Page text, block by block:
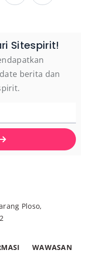
Sitespirit!
berita dan
Ploso,
WAWASAN